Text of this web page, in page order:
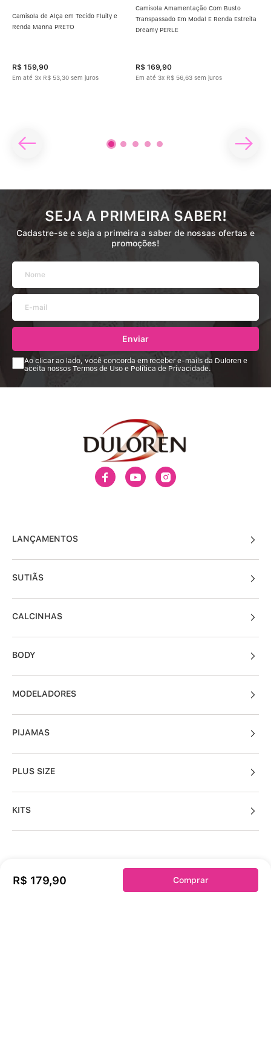
Camisola de Alça em Tecido Fluity e
Renda Manna PRETO
R$ 159,90
Em até 3x R$ 53 30 sem juros
Camisola Amamentação Com Busto
Transpassado Em Modal E Renda Estreita
Dreamy PERLE
R$ 169,90
Em até 3x R$ 56 63 sem juros
R$ 179,90 Comprar
SEJA A PRIMEIRA SABER!
Cadastre-se e seja a primeira a saber de nossas ofertas e
promoções!
Enviar
Ao clicar ao lado, você concorda em receber e-mails da Duloren e
aceita nossos Termos de Uso e Política de Privacidade.
LANÇAMENTOS
SUTIÃS
CALCINHAS
BODY
MODELADORES
PIJAMAS
PLUS SIZE
KITS